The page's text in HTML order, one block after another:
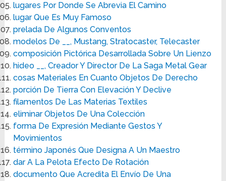
lugares Por Donde Se Abrevia El Camino
lugar Que Es Muy Famoso
prelada De Algunos Conventos
modelos De __, Mustang, Stratocaster, Telecaster
composición Pictórica Desarrollada Sobre Un Lienzo
hideo __, Creador Y Director De La Saga Metal Gear
cosas Materiales En Cuanto Objetos De Derecho
porción De Tierra Con Elevación Y Declive
filamentos De Las Materias Textiles
eliminar Objetos De Una Colección
forma De Expresión Mediante Gestos Y
Movimientos
término Japonés Que Designa A Un Maestro
dar A La Pelota Efecto De Rotación
documento Que Acredita El Envío De Una